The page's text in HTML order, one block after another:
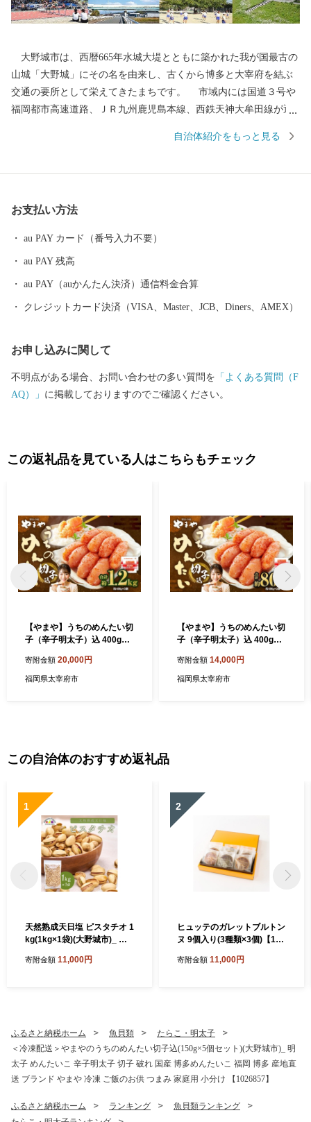
大野城市は、西暦665年水城大堤とともに築かれた我が国最古の
山城「大野城」にその名を由来し、古くから博多と大宰府を結ぶ
交通の要所として栄えてきたまちです。 市域内には国道３号や
福岡都市高速道路、ＪＲ九州鹿児島本線、西鉄天神大牟田線が通
れているとともに、東北部の四王寺山や乙金山、南部の牛頸山な
だき、ご協力ご支援いただきますようお願い申し上げます。
自治体紹介をもっと見る
お支払い方法
au PAY カード（番号入力不要）
au PAY 残高
au PAY（auかんたん決済）通信料金合算
クレジットカード決済（VISA、Master、JCB、Diners、AMEX）
お申し込みに関して
不明点がある場合、お問い合わせの多い質問を 「よくある質問（F
AQ）」 に掲載しておりますのでご確認ください。
この返礼品を見ている人はこちらもチェック
【やまや】うちのめんたい切
子（辛子明太子）込 400g×3
子 めんたいこ ご飯 ご飯のお
供 福岡県 太宰府市 冷蔵
寄附金額 20,000円
福岡県太宰府市
【やまや】うちのめんたい切
子（辛子明太子）込 400g×2
明太子 めんたいこ ご飯 ご飯
のお供 福岡県 太宰府市 冷蔵
寄附金額 14,000円
福岡県太宰府市
この自治体のおすすめ返礼品
1
天然熟成天日塩 ピスタチオ 1
kg(1kg×1袋)(大野城市)_ ピ
然 熟成 天日塩 おやつ スナッ
寄附金額 11,000円
2
ヒュッテのガレットブルトン
ヌ 9個入り(3種類×3個)【176
寄附金額 11,000円
ふるさと納税ホーム 魚貝類
たらこ・明太子
＜冷凍配送＞やまやのうちのめんたい切子込(150g×5個セット)(大野城市)_ 明
太子 めんたいこ 辛子明太子 切子 破れ 国産 博多めんたいこ 福岡 博多 産地直
送 ブランド やまや 冷凍 ご飯のお供 つまみ 家庭用 小分け 【1026857】
ふるさと納税ホーム ランキング
魚貝類ランキング